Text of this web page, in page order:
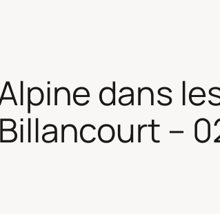
dans
–